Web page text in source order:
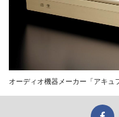
オーディオ機器メーカー「アキュ